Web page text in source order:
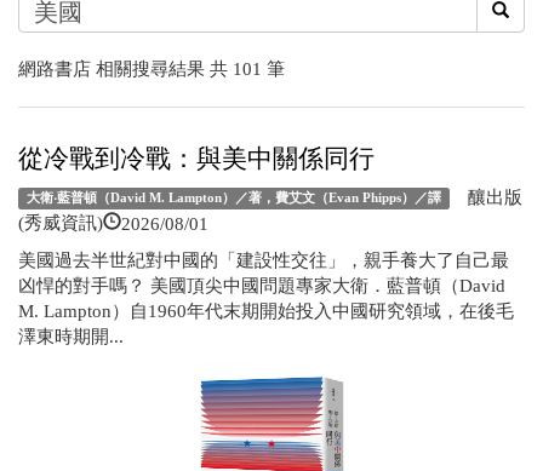
網路書店 相關搜尋結果 共 101 筆
從冷戰到冷戰：與美中關係同行
大衛‧藍普頓（David M. Lampton）／著，費艾文（Evan Phipps）／譯 釀出版
(秀威資訊)
2026/08/01
美國過去半世紀對中國的「建設性交往」，親手養大了自己最
凶悍的對手嗎？ 美國頂尖中國問題專家大衛．藍普頓（David
M. Lampton）自1960年代末期開始投入中國研究領域，在後毛
澤東時期開...